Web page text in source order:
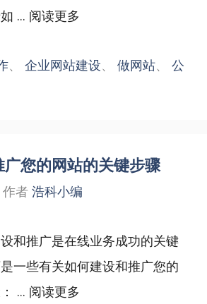
... 阅读更多
、 企业网站建设、 做网站、 公
您的网站的关键步骤
作者 浩科小编
和推广是在线业务成功的关键
一些有关如何建设和推广您的
... 阅读更多